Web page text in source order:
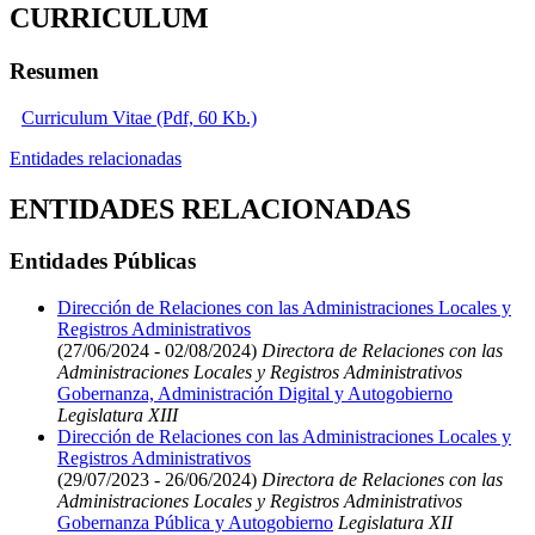
CURRICULUM
Resumen
Curriculum Vitae (Pdf, 60 Kb.)
Entidades relacionadas
ENTIDADES RELACIONADAS
Entidades Públicas
Dirección de Relaciones con las Administraciones Locales y
Registros Administrativos
(27/06/2024 - 02/08/2024) Directora de Relaciones con las
Administraciones Locales y Registros Administrativos
Gobernanza, Administración Digital y Autogobierno
Legislatura XIII
Dirección de Relaciones con las Administraciones Locales y
Registros Administrativos
(29/07/2023 - 26/06/2024) Directora de Relaciones con las
Administraciones Locales y Registros Administrativos
Gobernanza Pública y Autogobierno Legislatura XII